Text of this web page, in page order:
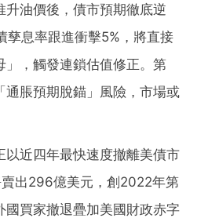
油價後，債市預期徹底逆
孳息率跟進衝擊5%，將直接
」，觸發連鎖估值修正。第
通脹預期脫錨」風險，市場或
以近四年最快速度撤離美債市
出296億美元，創2022年第
國買家撤退疊加美國財政赤字